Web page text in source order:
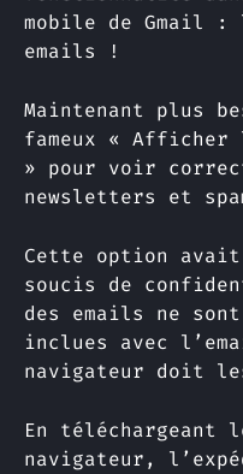
mobile de Gmail :
emails !
Maintenant plus
fameux « Afficher
» pour voir
newsletters et
Cette option
soucis de
des emails ne
inclues avec
navigateur doit
En téléchargeant
navigateur,